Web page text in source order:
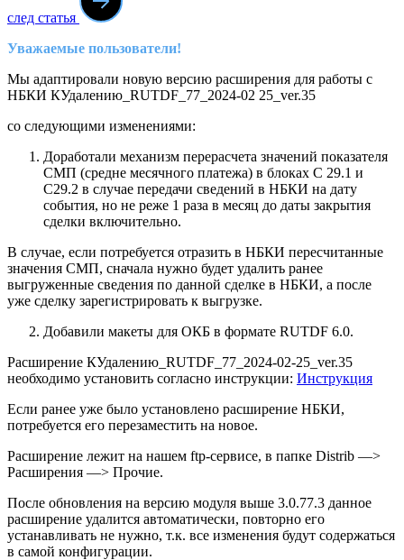
след статья
Уважаемые пользователи!
Мы адаптировали новую версию расширения для работы с
НБКИ КУдалению_RUTDF_77_2024-02 25_ver.35
со следующими изменениями:
Доработали механизм перерасчета значений показателя
СМП (средне месячного платежа) в блоках С 29.1 и
С29.2 в случае передачи сведений в НБКИ на дату
события, но не реже 1 раза в месяц до даты закрытия
сделки включительно.
В случае, если потребуется отразить в НБКИ пересчитанные
значения СМП, сначала нужно будет удалить ранее
выгруженные сведения по данной сделке в НБКИ, а после
уже сделку зарегистрировать к выгрузке.
Добавили макеты для ОКБ в формате RUTDF 6.0.
Расширение КУдалению_RUTDF_77_2024-02-25_ver.35
необходимо установить согласно инструкции: Инструкция
Если ранее уже было установлено расширение НБКИ,
потребуется его перезаместить на новое.
Расширение лежит на нашем ftp-сервисе, в папке Distrib —>
Расширения —> Прочие.
После обновления на версию модуля выше 3.0.77.3 данное
расширение удалится автоматически, повторно его
устанавливать не нужно, т.к. все изменения будут содержаться
в самой конфигурации.